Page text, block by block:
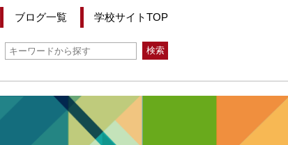
ブログ一覧 学校サイトTOP